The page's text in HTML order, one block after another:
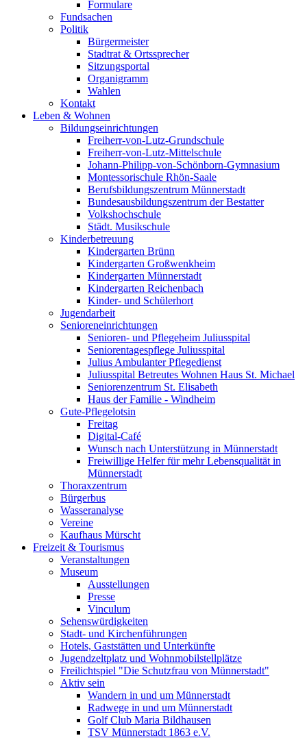
Formulare
Fundsachen
Politik
Bürgermeister
Stadtrat & Ortssprecher
Sitzungsportal
Organigramm
Wahlen
Kontakt
Leben & Wohnen
Bildungseinrichtungen
Freiherr-von-Lutz-Grundschule
Freiherr-von-Lutz-Mittelschule
Johann-Philipp-von-Schönborn-Gymnasium
Montessorischule Rhön-Saale
Berufsbildungszentrum Münnerstadt
Bundesausbildungszentrum der Bestatter
Volkshochschule
Städt. Musikschule
Kinderbetreuung
Kindergarten Brünn
Kindergarten Großwenkheim
Kindergarten Münnerstadt
Kindergarten Reichenbach
Kinder- und Schülerhort
Jugendarbeit
Senioreneinrichtungen
Senioren- und Pflegeheim Juliusspital
Seniorentagespflege Juliusspital
Julius Ambulanter Pflegedienst
Juliusspital Betreutes Wohnen Haus St. Michael
Seniorenzentrum St. Elisabeth
Haus der Familie - Windheim
Gute-Pflegelotsin
Freitag
Digital-Café
Wunsch nach Unterstützung in Münnerstadt
Freiwillige Helfer für mehr Lebensqualität in
Münnerstadt
Thoraxzentrum
Bürgerbus
Wasseranalyse
Vereine
Kaufhaus Mürscht
Freizeit & Tourismus
Veranstaltungen
Museum
Ausstellungen
Presse
Vinculum
Sehenswürdigkeiten
Stadt- und Kirchenführungen
Hotels, Gaststätten und Unterkünfte
Jugendzeltplatz und Wohnmobilstellplätze
Freilichtspiel "Die Schutzfrau von Münnerstadt"
Aktiv sein
Wandern in und um Münnerstadt
Radwege in und um Münnerstadt
Golf Club Maria Bildhausen
TSV Münnerstadt 1863 e.V.